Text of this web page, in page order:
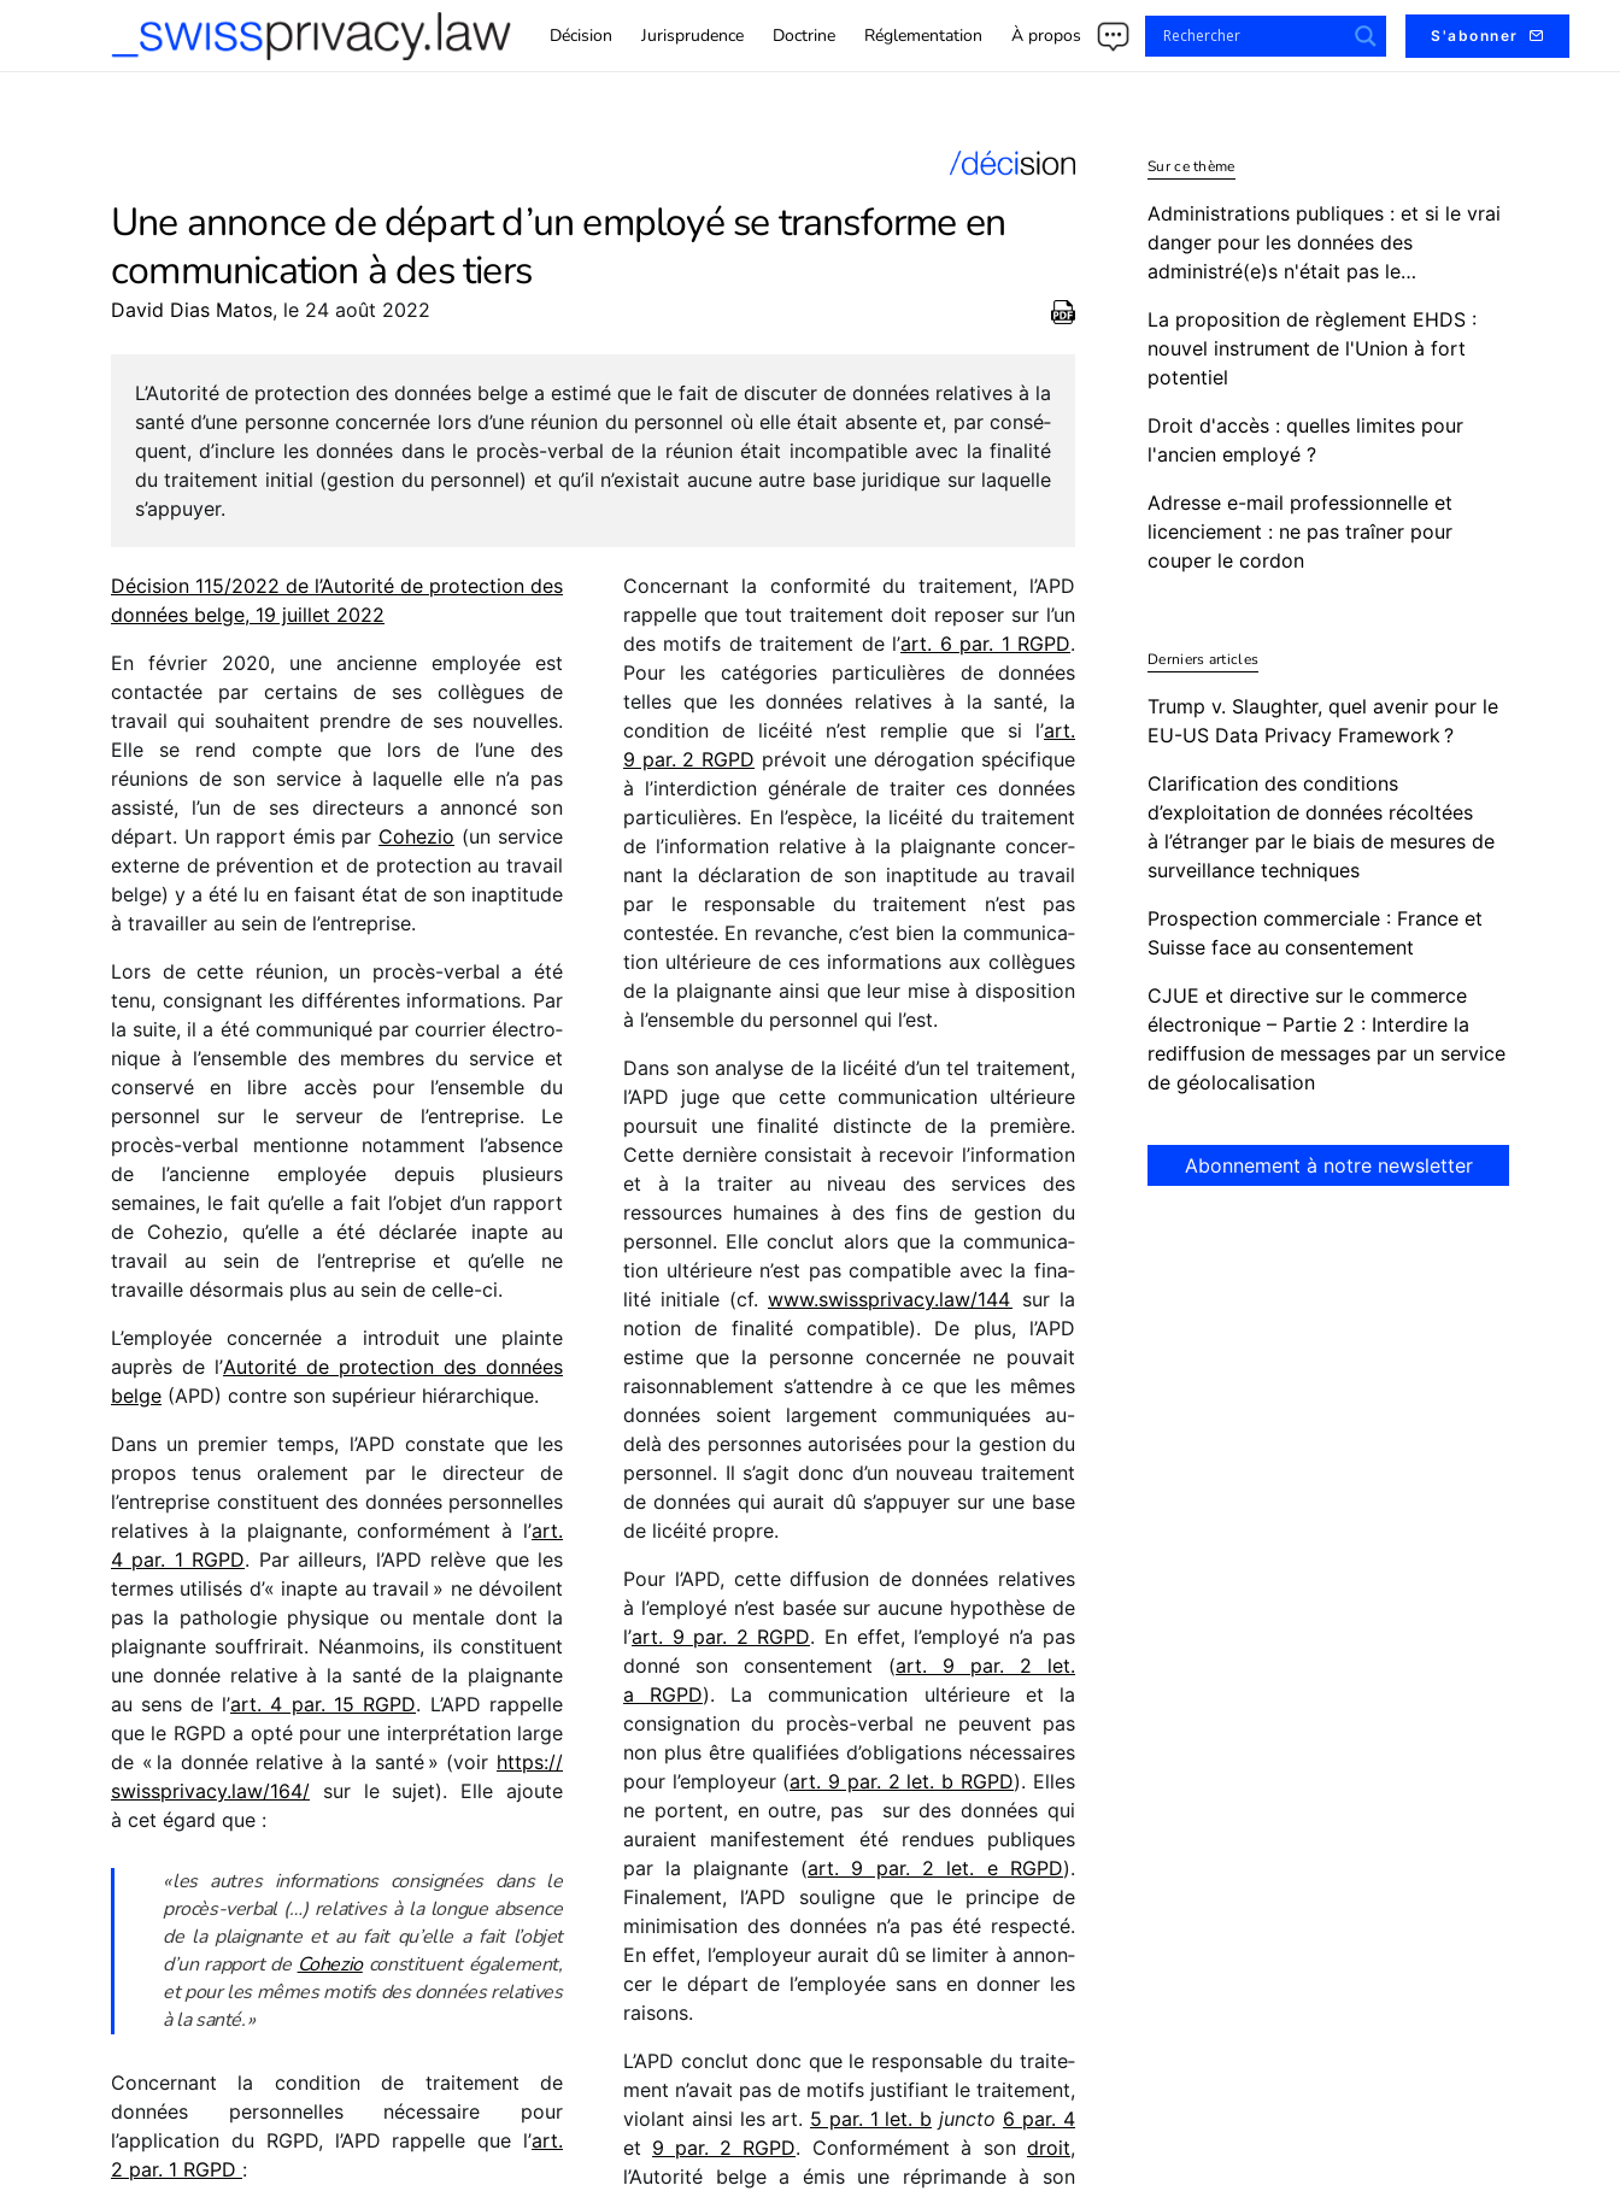
Décision Jurisprudence Doctrine Réglementation À propos S'abonner
Une annonce de départ d’un employé se transforme en
communication à des tiers
David Dias Matos, le 24 août 2022
L’Autorité de protec­tion des données belge a estimé que le fait de discu­ter de données rela­tives à la
santé d’une personne concer­née lors d’une réunion du person­nel où elle était absente et, par consé­
quent, d’in­clure les données dans le procès-verbal de la réunion était incom­pa­tible avec la fina­lité
du trai­te­ment initial (gestion du person­nel) et qu’il n’exis­tait aucune autre base juri­dique sur laquelle
s’appuyer.
Décision 115/​2022 de l’Autorité de protec­tion des
données belge, 19 juillet 2022
En février 2020, une ancienne employée est
contac­tée par certains de ses collègues de
travail qui souhaitent prendre de ses nouvelles.
Elle se rend compte que lors de l’une des
réunions de son service à laquelle elle n’a pas
assisté, l’un de ses direc­teurs a annoncé son
départ. Un rapport émis par Cohezio (un service
externe de préven­tion et de protec­tion au travail
belge) y a été lu en faisant état de son inap­ti­tude
à travailler au sein de l’entreprise.
Lors de cette réunion, un procès-verbal a été
tenu, consi­gnant les diffé­rentes infor­ma­tions. Par
la suite, il a été commu­ni­qué par cour­rier élec­tro­
nique à l’ensemble des membres du service et
conservé en libre accès pour l’ensemble du
person­nel sur le serveur de l’entreprise. Le
procès-verbal mentionne notam­ment l’absence
de l’ancienne employée depuis plusieurs
semaines, le fait qu’elle a fait l’objet d’un rapport
de Cohezio, qu’elle a été décla­rée inapte au
travail au sein de l’entreprise et qu’elle ne
travaille désor­mais plus au sein de celle-ci.
L’employée concer­née a intro­duit une plainte
auprès de l’Autorité de protec­tion des données
belge (APD) contre son supé­rieur hiérarchique.
Dans un premier temps, l’APD constate que les
propos tenus orale­ment par le direc­teur de
l’entreprise consti­tuent des données person­nelles
rela­tives à la plai­gnante, confor­mé­ment à l’art.
4 par. 1 RGPD. Par ailleurs, l’APD relève que les
termes utili­sés d’« inapte au travail » ne dévoilent
pas la patho­lo­gie physique ou mentale dont la
plai­gnante souf­fri­rait. Néanmoins, ils consti­tuent
une donnée rela­tive à la santé de la plai­gnante
au sens de l’art. 4 par. 15 RGPD. L’APD rappelle
que le RGPD a opté pour une inter­pré­ta­tion large
de « la donnée rela­tive à la santé » (voir https://​
swiss​pri​vacy​.law/​1​64/ sur le sujet). Elle ajoute
à cet égard que :
« les autres infor­ma­tions consi­gnées dans le
procès-verbal (…) rela­tives à la longue absence
de la plai­gnante et au fait qu’elle a fait l’objet
d’un rapport de Cohezioconsti­tuent égale­ment,
et pour les mêmes motifs des données rela­tives
à la santé. »
Concernant la condi­tion de trai­te­ment de
données person­nelles néces­saire pour
l’application du RGPD, l’APD rappelle que l’art.
2 par. 1 RGPD :
Concernant la confor­mité du trai­te­ment, l’APD
rappelle que tout trai­te­ment doit repo­ser sur l’un
des motifs de trai­te­ment de l’art. 6 par. 1 RGPD.
Pour les caté­go­ries parti­cu­lières de données
telles que les données rela­tives à la santé, la
condi­tion de licéité n’est remplie que si l’art.
9 par. 2 RGPD prévoit une déro­ga­tion spéci­fique
à l’interdiction géné­rale de trai­ter ces données
parti­cu­lières. En l’espèce, la licéité du trai­te­ment
de l’information rela­tive à la plai­gnante concer­
nant la décla­ra­tion de son inap­ti­tude au travail
par le respon­sable du trai­te­ment n’est pas
contes­tée. En revanche, c’est bien la commu­ni­ca­
tion ulté­rieure de ces infor­ma­tions aux collègues
de la plai­gnante ainsi que leur mise à dispo­si­tion
à l’ensemble du person­nel qui l’est.
Dans son analyse de la licéité d’un tel trai­te­ment,
l’APD juge que cette commu­ni­ca­tion ulté­rieure
pour­suit une fina­lité distincte de la première.
Cette dernière consis­tait à rece­voir l’information
et à la trai­ter au niveau des services des
ressources humaines à des fins de gestion du
person­nel. Elle conclut alors que la commu­ni­ca­
tion ulté­rieure n’est pas compa­tible avec la fina­
lité initiale (cf. www​.swiss​pri​vacy​.law/​144 sur la
notion de fina­lité compa­tible). De plus, l’APD
estime que la personne concer­née ne pouvait
raison­na­ble­ment s’at­tendre à ce que les mêmes
données soient large­ment commu­ni­quées au-
delà des personnes auto­ri­sées pour la gestion du
person­nel. Il s’agit donc d’un nouveau trai­te­ment
de données qui aurait dû s’appuyer sur une base
de licéité propre.
Pour l’APD, cette diffu­sion de données rela­tives
à l’employé n’est basée sur aucune hypo­thèse de
l’art. 9 par. 2 RGPD. En effet, l’employé n’a pas
donné son consen­te­ment (art. 9 par. 2 let.
a RGPD). La commu­ni­ca­tion ulté­rieure et la
consi­gna­tion du procès-verbal ne peuvent pas
non plus être quali­fiées d’obligations néces­saires
pour l’employeur (art. 9 par. 2 let. b RGPD). Elles
ne portent, en outre, pas sur des données qui
auraient mani­fes­te­ment été rendues publiques
par la plai­gnante (art. 9 par. 2 let. e RGPD).
Finalement, l’APD souligne que le prin­cipe de
mini­mi­sa­tion des données n’a pas été respecté.
En effet, l’employeur aurait dû se limi­ter à annon­
cer le départ de l’employée sans en donner les
raisons.
L’APD conclut donc que le respon­sable du trai­te­
ment n’avait pas de motifs justi­fiant le trai­te­ment,
violant ainsi les art. 5 par. 1 let. b juncto 6 par. 4
et 9 par. 2 RGPD. Conformément à son droit,
l’Autorité belge a émis une répri­mande à son
Sur ce thème
Administrations publiques : et si le vrai
danger pour les données des
administré(e)s n'était pas le…
La proposition de règlement EHDS :
nouvel instrument de l'Union à fort
potentiel
Droit d'accès : quelles limites pour
l'ancien employé ?
Adresse e-mail professionnelle et
licenciement : ne pas traîner pour
couper le cordon
Derniers articles
Trump v. Slaughter, quel avenir pour le
EU-US Data Privacy Framework ?
Clarification des conditions
d’exploitation de données récoltées
à l’étranger par le biais de mesures de
surveillance techniques
Prospection commerciale : France et
Suisse face au consentement
CJUE et directive sur le commerce
électronique – Partie 2 : Interdire la
rediffusion de messages par un service
de géolocalisation
Abonnement à notre newsletter